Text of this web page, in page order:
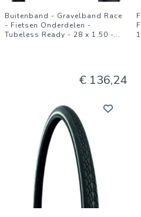
Buitenband - Gravelband Race
- Fietsen Onderdelen -
Tubeless Ready - 28 x 1.50 -...
€ 136,24